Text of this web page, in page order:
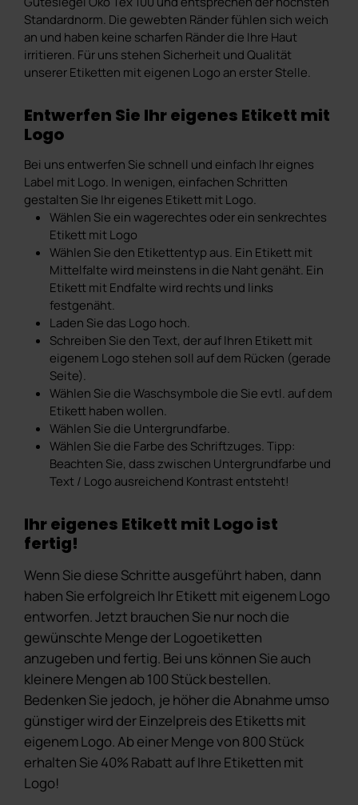
Standardnorm. Die gewebten Ränder fühlen sich weich
an und haben keine scharfen Ränder die Ihre Haut
irritieren. Für uns stehen Sicherheit und Qualität
unserer Etiketten mit eigenen Logo an erster Stelle.
Entwerfen Sie Ihr eigenes Etikett mit
Logo
Bei uns entwerfen Sie schnell und einfach Ihr eignes
Label mit Logo. In wenigen, einfachen Schritten
gestalten Sie Ihr eigenes Etikett mit Logo.
Wählen Sie ein wagerechtes oder ein senkrechtes
Etikett mit Logo
Wählen Sie den Etikettentyp aus. Ein Etikett mit
Mittelfalte wird meinstens in die Naht genäht. Ein
Etikett mit Endfalte wird rechts und links
festgenäht.
Laden Sie das Logo hoch.
Schreiben Sie den Text, der auf Ihren Etikett mit
eigenem Logo stehen soll auf dem Rücken (gerade
Seite).
Wählen Sie die Waschsymbole die Sie evtl. auf dem
Etikett haben wollen.
Wählen Sie die Untergrundfarbe.
Wählen Sie die Farbe des Schriftzuges. Tipp:
Beachten Sie, dass zwischen Untergrundfarbe und
Text / Logo ausreichend Kontrast entsteht!
Ihr eigenes Etikett mit Logo ist
fertig!
Wenn Sie diese Schritte ausgeführt haben, dann
haben Sie erfolgreich Ihr Etikett mit eigenem Logo
entworfen. Jetzt brauchen Sie nur noch die
gewünschte Menge der Logoetiketten
anzugeben und fertig. Bei uns können Sie auch
kleinere Mengen ab 100 Stück bestellen.
Bedenken Sie jedoch, je höher die Abnahme umso
günstiger wird der Einzelpreis des Etiketts mit
eigenem Logo. Ab einer Menge von 800 Stück
erhalten Sie 40% Rabatt auf Ihre Etiketten mit
Logo!